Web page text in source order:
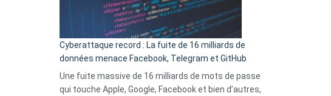
Wrapped
Party
pour
comparer
vos
goûts
musicaux
Cyberattaque record : La fuite de 16 milliards de
données menace Facebook, Telegram et GitHub
Une fuite massive de 16 milliards de mots de passe
qui touche Apple, Google, Facebook et bien d’autres,